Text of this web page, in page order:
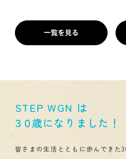
一覧を見る
STEP WGN は
３０歳になりました！
皆さまの生活とともに歩んできた